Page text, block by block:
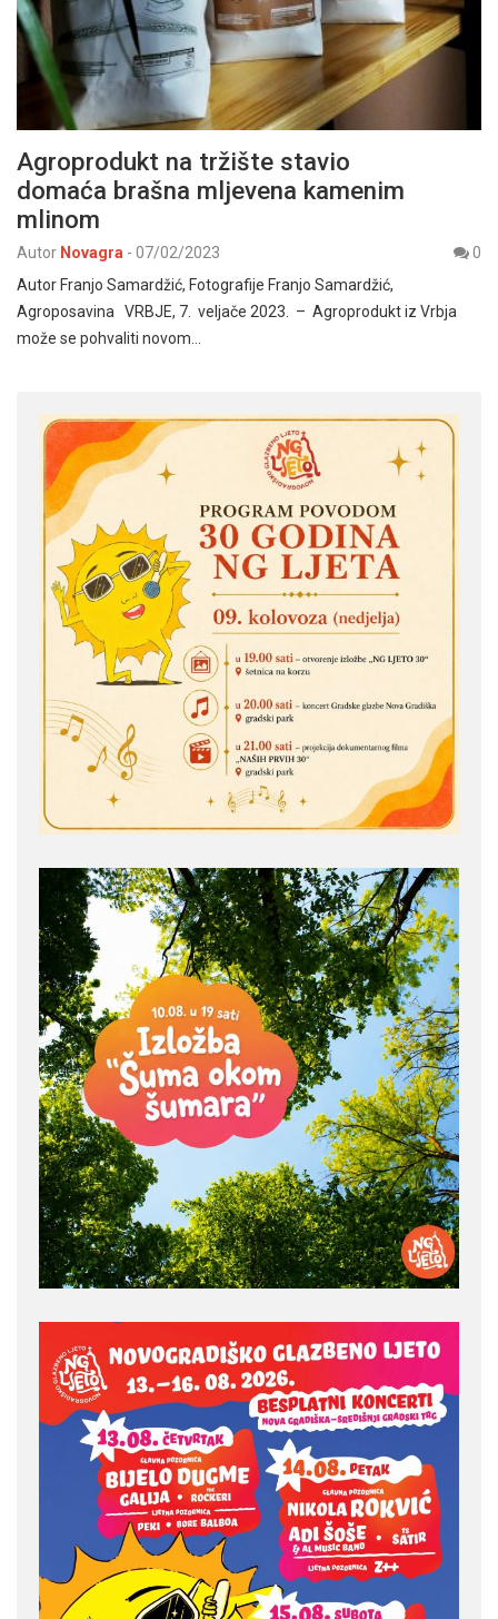
Agroprodukt na tržište stavio
domaća brašna mljevena kamenim
mlinom
Autor Novagra - 07/02/2023
0
Autor Franjo Samardžić, Fotografije Franjo Samardžić,
Agroposavina VRBJE, 7. veljače 2023. – Agroprodukt iz Vrbja
može se pohvaliti novom…